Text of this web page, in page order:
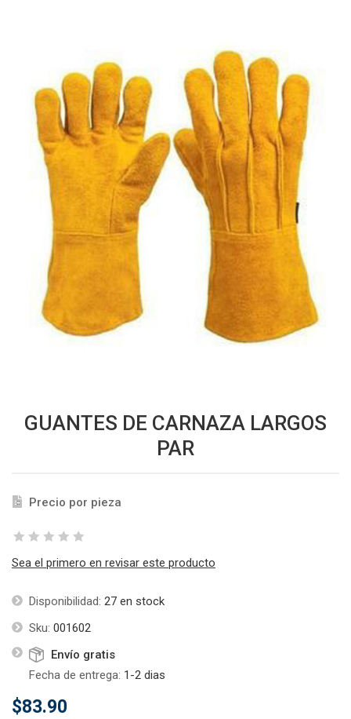
GUANTES DE CARNAZA LARGOS
PAR
Precio por pieza
Sea el primero en revisar este producto
Disponibilidad: 27 en stock
Sku: 001602
Envío gratis
Fecha de entrega: 1-2 dias
$83.90